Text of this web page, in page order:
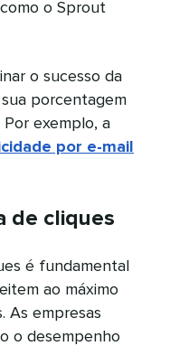
o Sprout
o sucesso da
porcentagem
exemplo, a
por e-mail
de cliques​​
é fundamental
ao máximo
As empresas
o desempenho